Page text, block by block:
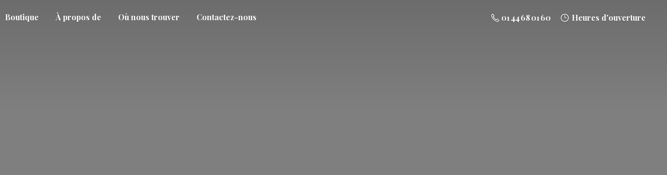
Boutique À propos de Où nous trouver Contactez-nous 01 44 68 01 60 Heures d'ouverture